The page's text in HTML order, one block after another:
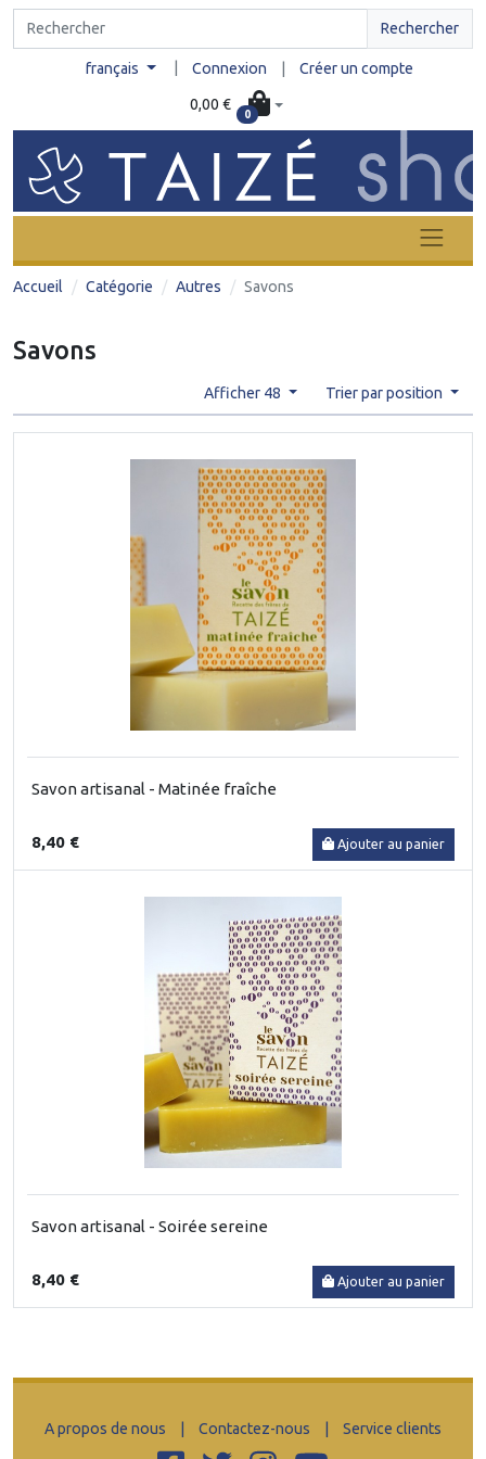
Rechercher
français Connexion Créer un compte
0,00 €
0
Accueil Catégorie Autres Savons
Savons
Afficher 48 Trier par position
Savon artisanal - Matinée fraîche
8,40 € Ajouter au panier
Savon artisanal - Soirée sereine
8,40 € Ajouter au panier
A propos de nous Contactez-nous Service clients